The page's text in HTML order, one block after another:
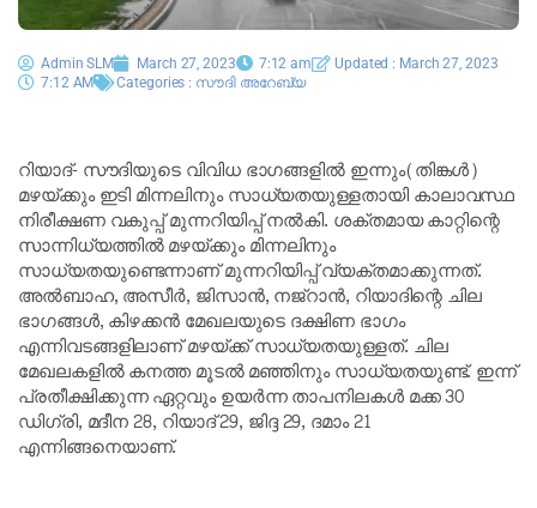
Admin SLM March 27, 2023 7:12 am
Updated : March 27, 2023
7:12 AM
Categories : സൗദി അറേബ്യ
റിയാദ്- സൗദിയുടെ വിവിധ ഭാഗങ്ങളിൽ ഇന്നും(തിങ്കൾ)
മഴയ്ക്കും ഇടി മിന്നലിനും സാധ്യതയുള്ളതായി കാലാവസ്ഥ
നിരീക്ഷണ വകുപ്പ് മുന്നറിയിപ്പ് നൽകി. ശക്തമായ കാറ്റിന്റെ
സാന്നിധ്യത്തിൽ മഴയ്ക്കും മിന്നലിനും
സാധ്യതയുണ്ടെന്നാണ് മുന്നറിയിപ്പ് വ്യക്തമാക്കുന്നത്.
അൽബാഹ, അസീർ, ജിസാൻ, നജ്‌റാൻ, റിയാദിന്റെ ചില
ഭാഗങ്ങൾ, കിഴക്കൻ മേഖലയുടെ ദക്ഷിണ ഭാഗം
എന്നിവടങ്ങളിലാണ് മഴയ്ക്ക് സാധ്യതയുള്ളത്. ചില
മേഖലകളിൽ കനത്ത മൂടൽ മഞ്ഞിനും സാധ്യതയുണ്ട്. ഇന്ന്
പ്രതീക്ഷിക്കുന്ന ഏറ്റവും ഉയർന്ന താപനിലകൾ മക്ക 30
ഡിഗ്രി, മദീന 28, റിയാദ് 29, ജിദ്ദ 29, ദമാം 21
എന്നിങ്ങനെയാണ്.